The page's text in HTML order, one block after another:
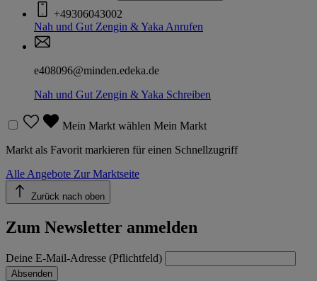
+49306043002
Nah und Gut Zengin & Yaka Anrufen
e408096@minden.edeka.de
Nah und Gut Zengin & Yaka Schreiben
Mein Markt wählen Mein Markt
Markt als Favorit markieren für einen Schnellzugriff
Alle Angebote Zur Marktseite
Zurück nach oben
Zum Newsletter anmelden
Deine E-Mail-Adresse (Pflichtfeld)
Absenden